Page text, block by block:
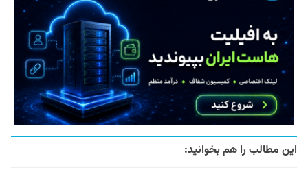
این مطالب را هم بخوانید: